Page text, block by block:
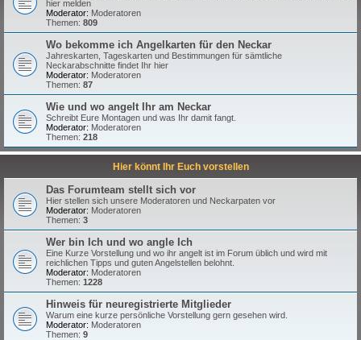
hier melden
Moderator: Moderatoren
Themen: 809
Wo bekomme ich Angelkarten für den Neckar
Jahreskarten, Tageskarten und Bestimmungen für sämtliche
Neckarabschnitte findet Ihr hier
Moderator: Moderatoren
Themen: 87
Wie und wo angelt Ihr am Neckar
Schreibt Eure Montagen und was Ihr damit fangt.
Moderator: Moderatoren
Themen: 218
Hier könnt Ihr Euch vorstellen
Das Forumteam stellt sich vor
Hier stellen sich unsere Moderatoren und Neckarpaten vor
Moderator: Moderatoren
Themen: 3
Wer bin Ich und wo angle Ich
Eine Kurze Vorstellung und wo ihr angelt ist im Forum üblich und wird mit
reichlichen Tipps und guten Angelstellen belohnt.
Moderator: Moderatoren
Themen: 1228
Hinweis für neuregistrierte Mitglieder
Warum eine kurze persönliche Vorstellung gern gesehen wird.
Moderator: Moderatoren
Themen: 9